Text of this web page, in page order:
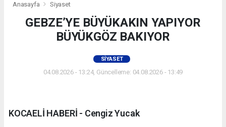
Anasayfa Siyaset
GEBZE’YE BÜYÜKAKIN YAPIYOR
BÜYÜKGÖZ BAKIYOR
SIYASET
04.08.2026 - 13:24, Güncelleme: 04.08.2026 - 13:49
KOCAELİ HABERİ - Cengiz Yucak